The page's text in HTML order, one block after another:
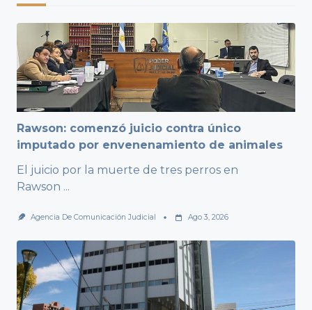
Rawson: comenzó juicio contra único
imputado por envenenamiento de animales
El juicio por la muerte de tres perros en
Rawson ...
Agencia De Comunicación Judicial Ago 3, 2026